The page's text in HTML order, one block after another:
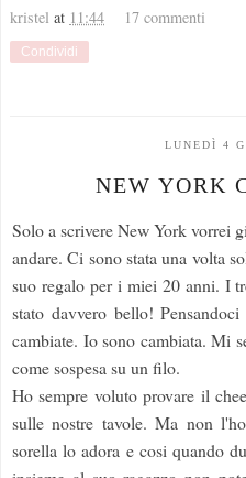
kristel at 11:44 17 commenti
Condividi
LUNEDÌ 4
NEW YORK
Solo a scrivere New York vorrei
andare. Ci sono stata una volta
suo regalo per i miei 20 anni. I
stato davvero bello!
cambiate. Io sono cambiata. Mi
come sospesa su un filo.
Ho sempre voluto provare il
sulle nostre tavole. Ma non
sorella lo adora e cosi quando